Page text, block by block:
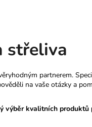
střeliva
partnerem.
na vaše otázky a
výběr kvalitních